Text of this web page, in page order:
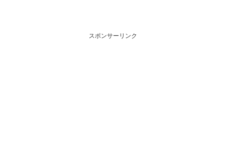
スポンサーリンク